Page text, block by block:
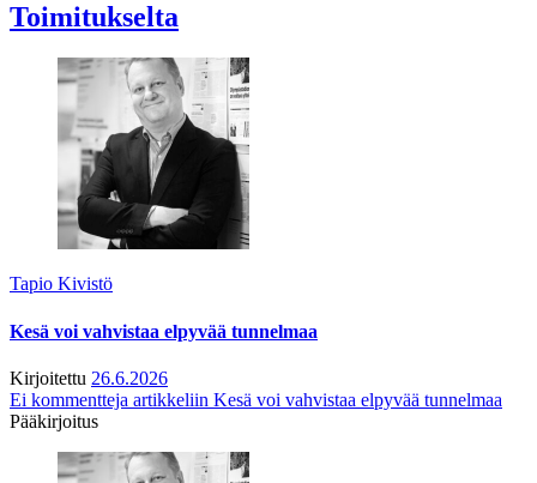
Toimitukselta
Tapio Kivistö
Kesä voi vahvistaa elpyvää tunnelmaa
Kirjoitettu 26.6.2026
Ei kommentteja artikkeliin Kesä voi vahvistaa elpyvää tunnelmaa
Pääkirjoitus